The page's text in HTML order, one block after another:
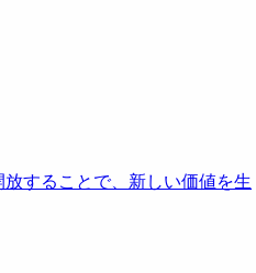
することで、新しい価値を生